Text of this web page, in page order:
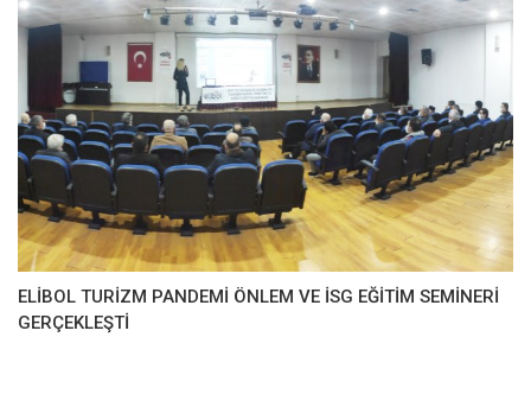
ELİBOL TURİZM PANDEMİ ÖNLEM VE İSG EĞİTİM SEMİNERİ
GERÇEKLEŞTİ